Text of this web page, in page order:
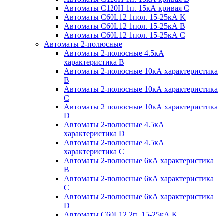
Автоматы С120H 1п. 15кА кривая С
Автоматы С60L12 1пол. 15-25кА K
Автоматы С60L12 1пол. 15-25кА В
Автоматы С60L12 1пол. 15-25кА С
Автоматы 2-полюсные
Автоматы 2-полюсные 4.5кА
характеристика В
Автоматы 2-полюсные 10кА характеристика
B
Автоматы 2-полюсные 10кА характеристика
C
Автоматы 2-полюсные 10кА характеристика
D
Автоматы 2-полюсные 4.5кА
характеристика D
Автоматы 2-полюсные 4.5кА
характеристика С
Автоматы 2-полюсные 6кА характеристика
B
Автоматы 2-полюсные 6кА характеристика
C
Автоматы 2-полюсные 6кА характеристика
D
Автоматы C60L12 2п. 15-25кА K